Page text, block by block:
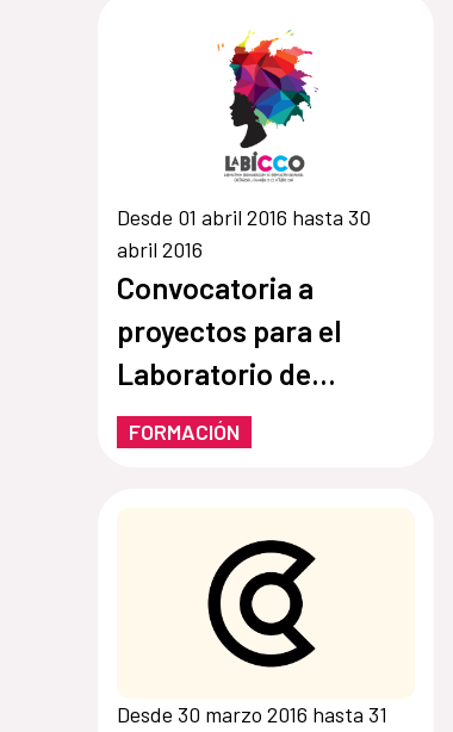
Desde 01 abril 2016 hasta 30
abril 2016
Convocatoria a
proyectos para el
Laboratorio de
innovación ciudadana
#labiCCo
FORMACIÓN
Desde 30 marzo 2016 hasta 31